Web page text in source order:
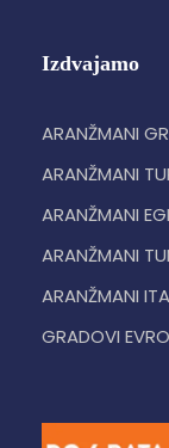
Izdvajamo
ARANŽMANI
ARANŽMANI
ARANŽMANI
ARANŽMANI
ARANŽMANI
GRADOVI